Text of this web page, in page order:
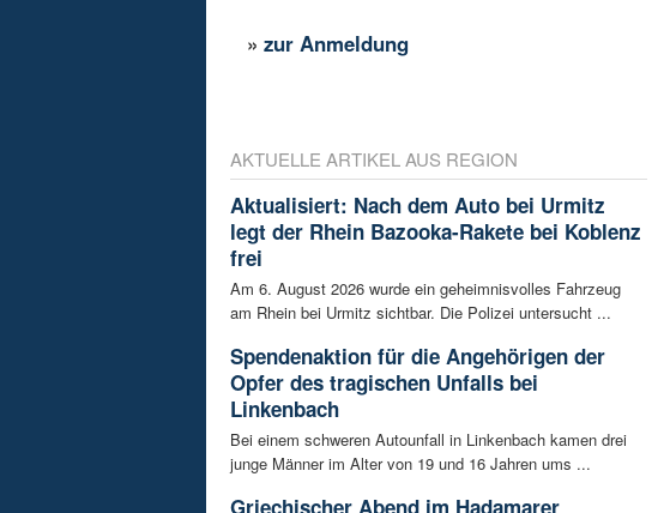
»zur Anmeldung
AKTUELLE ARTIKEL AUS REGION
Aktualisiert: Nach dem Auto bei Urmitz
legt der Rhein Bazooka-Rakete bei Koblenz
frei
Am 6. August 2026 wurde ein geheimnisvolles Fahrzeug
am Rhein bei Urmitz sichtbar. Die Polizei untersucht ...
Spendenaktion für die Angehörigen der
Opfer des tragischen Unfalls bei
Linkenbach
Bei einem schweren Autounfall in Linkenbach kamen drei
junge Männer im Alter von 19 und 16 Jahren ums ...